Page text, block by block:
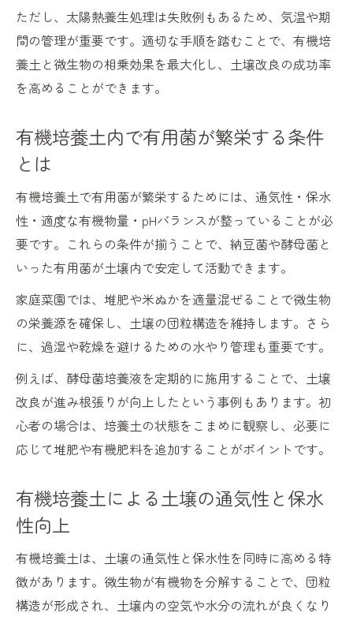
有機培養土で太陽熱養生処理を失敗しない
コツ
酵母菌・納豆菌を守る有機培養土の工夫法
ただし、太陽熱養生処理は失敗例もあるため、気温や期
間の管理が重要です。適切な手順を踏むことで、有機培
養土と微生物の相乗効果を最大化し、土壌改良の成功率
を高めることができます。
有機培養土内で有用菌が繁栄する条件
とは
有機培養土で有用菌が繁栄するためには、通気性・保水
性・適度な有機物量・pHバランスが整っていることが必
要です。これらの条件が揃うことで、納豆菌や酵母菌と
いった有用菌が土壌内で安定して活動できます。
家庭菜園では、堆肥や米ぬかを適量混ぜることで微生物
の栄養源を確保し、土壌の団粒構造を維持します。さら
に、過湿や乾燥を避けるための水やり管理も重要です。
例えば、酵母菌培養液を定期的に施用することで、土壌
改良が進み根張りが向上したという事例もあります。初
心者の場合は、培養土の状態をこまめに観察し、必要に
応じて堆肥や有機肥料を追加することがポイントです。
有機培養土による土壌の通気性と保水
性向上
有機培養土は、土壌の通気性と保水性を同時に高める特
徴があります。微生物が有機物を分解することで、団粒
構造が形成され、土壌内の空気や水分の流れが良くなり